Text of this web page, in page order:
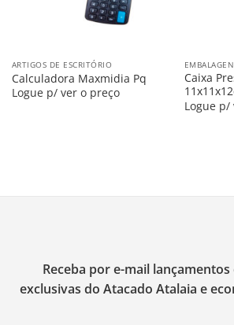
ARTIGOS DE ESCRITÓRIO
Calculadora Maxmidia Pq
Logue p/ ver o preço
Caixa
Logue p/
Receba por e-mail
exclusivas do Atacado Atalaia e